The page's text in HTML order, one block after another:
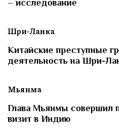
– исследование
Шри-Ланка
Китайские преступные
деятельность на Шри-
Мьянма
Глава Мьянмы совершил
визит в Индию